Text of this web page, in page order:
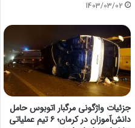
1403/03/02
جزئیات واژگونى مرگبار اتوبوس حامل
دانش‌آموزان در کرمان؛ ٦ تیم عملیاتى